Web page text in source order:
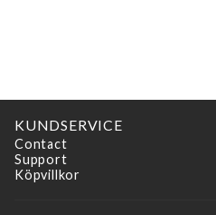
KUNDSERVICE
Contact
Support
Köpvillkor